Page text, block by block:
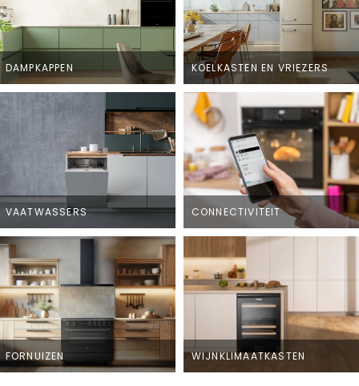
DAMPKAPPEN KOELKASTEN EN VRIEZERS
VAATWASSERS CONNECTIVITEIT
FORNUIZEN WIJNKLIMAATKASTEN